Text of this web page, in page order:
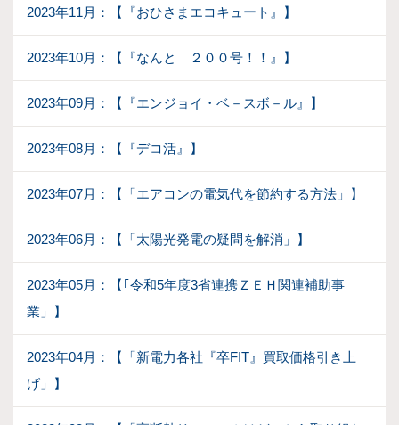
2023年11月：【『おひさまエコキュート』】
2023年10月：【『なんと ２００号！！』】
2023年09月：【『エンジョイ・ベ－スボ－ル』】
2023年08月：【『デコ活』】
2023年07月：【「エアコンの電気代を節約する方法」】
2023年06月：【「太陽光発電の疑問を解消」】
2023年05月：【｢令和5年度3省連携ＺＥＨ関連補助事
業」】
2023年04月：【「新電力各社『卒FIT』買取価格引き上
げ」】